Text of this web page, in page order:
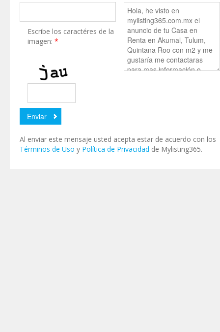
Escribe los caractéres de la
imagen:*
Al enviar este mensaje usted acepta estar de acuerdo con los
Términos de Uso y Política de Privacidad de Mylisting365.